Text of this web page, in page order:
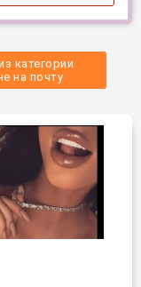
категории
на почту